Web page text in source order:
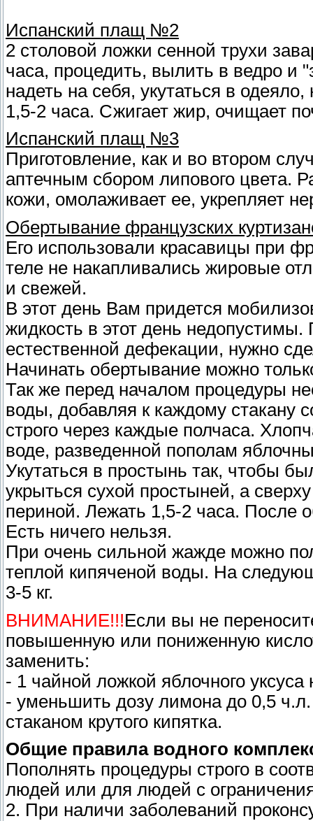
Испанский плащ №2
2 столовой ложки сенной трухи
часа, процедить, вылить в ведро и
надеть на себя, укутаться в
1,5-2 часа. Сжигает жир, очищает
Испанский плащ №3
Приготовление, как и во втором
аптечным сбором липового цвета.
кожи, омолаживает ее, укрепляет
Обертывание французских
Его использовали красавицы при
теле не накапливались жировые
и свежей.
В этот день Вам придется
жидкость в этот день
естественной дефекации, нужно
Начинать обертывание можно
Так же перед началом процедуры
воды, добавляя к каждому стакану
строго через каждые полчаса.
воде, разведенной пополам
Укутаться в простынь так, чтобы
укрыться сухой простыней, а
периной. Лежать 1,5-2 часа. После
Есть ничего нельзя.
При очень сильной жажде можно
теплой кипяченой воды. На
3-5 кг.
ВНИМАНИЕ!!!Если вы не
повышенную или пониженную
заменить:
- 1 чайной ложкой яблочного уксуса
- уменьшить дозу лимона до 0,5
стаканом крутого кипятка.
Общие правила водного
Пополнять процедуры строго в
людей или для людей с
2. При наличи заболеваний